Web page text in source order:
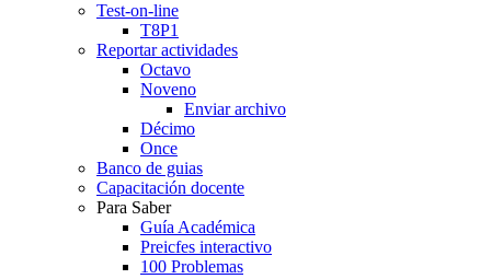
Test-on-line
T8P1
Reportar actividades
Octavo
Noveno
Enviar archivo
Décimo
Once
Banco de guias
Capacitación docente
Para Saber
Guía Académica
Preicfes interactivo
100 Problemas